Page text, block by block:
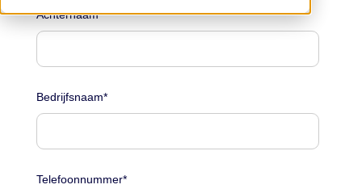
Achternaam*
Bedrijfsnaam*
Telefoonnummer*